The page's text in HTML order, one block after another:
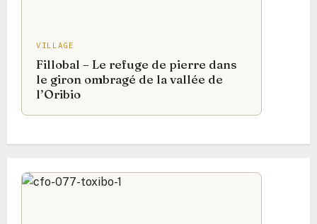
VILLAGE
Fillobal – Le refuge de pierre dans
le giron ombragé de la vallée de
l’Oribio